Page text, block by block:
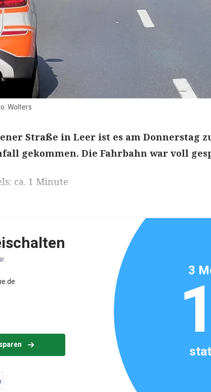
Wolters
Straße in Leer ist es am Donnerstag
gekommen. Die Fahrbahn war voll
ca. 1 Minute
3